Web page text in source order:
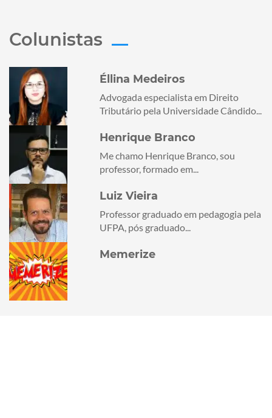
Colunistas
Éllina Medeiros
Advogada especialista em Direito
Tributário pela Universidade Cândido...
Henrique Branco
Me chamo Henrique Branco, sou
professor, formado em...
Luiz Vieira
Professor graduado em pedagogia pela
UFPA, pós graduado...
Memerize